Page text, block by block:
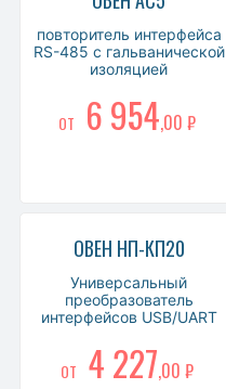
повторитель интерфейса
RS-485 c гальванической
изоляцией
ОТ 6 954,00 ₽
ОВЕН НП-КП20
Универсальный
преобразователь
интерфейсов USB/UART
ОТ 4 227,00 ₽